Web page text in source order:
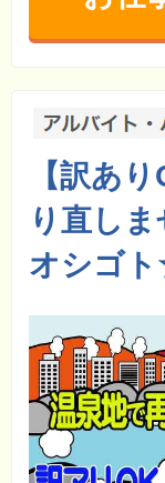
【訳あ
り直し
オシゴ